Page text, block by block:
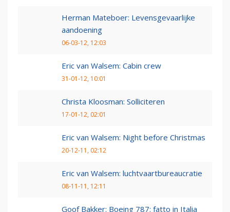
Herman Mateboer: Levensgevaarlijke
aandoening
06-03-12, 12:03
Eric van Walsem: Cabin crew
31-01-12, 10:01
Christa Kloosman: Solliciteren
17-01-12, 02:01
Eric van Walsem: Night before Christmas
20-12-11, 02:12
Eric van Walsem: luchtvaartbureaucratie
08-11-11, 12:11
Goof Bakker: Boeing 787: fatto in Italia